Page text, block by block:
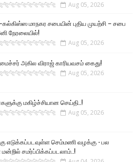
Aug 05, 2026
மாநகர சபையின் புதிய முயற்சி – சபை
நேரலையில்!
Aug 05, 2026
அகில விராஜ் காரியவசம் கைது!
Aug 05, 2026
மகிழ்ச்சியான செய்தி..!
Aug 05, 2026
எடுக்கப்படவுள்ள செம்மணி வழக்கு - பல
சமர்ப்பிக்கப்படலாம்..!